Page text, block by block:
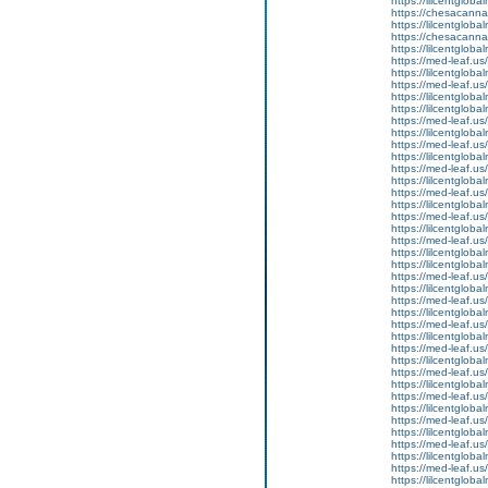
https://
https://
https://
https://
https://med-leaf.us/
https://
https://med-leaf.us/
https://
https://
https://med-leaf.us/
https://
https://med-leaf.us/
https://
https://med-leaf.us/
https://
https://med-leaf.us/
https://
https://med-leaf.us/
https://
https://med-leaf.us/
https://
https://
https://med-leaf.us/
https://
https://med-leaf.us/
https://
https://med-leaf.us/
https://
https://med-leaf.us/
https://
https://med-leaf.us/
https://
https://med-leaf.us/
https://
https://med-leaf.us/
https://
https://med-leaf.us/
https://
https://med-leaf.us/
https://